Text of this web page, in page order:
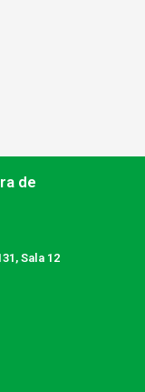
de
Sala 12